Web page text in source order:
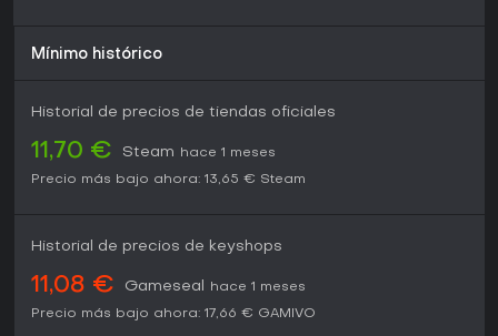
Mínimo histórico
Historial de precios de tiendas oficiales
11,70 € Steam
hace 1 meses
Precio más bajo ahora: 13,65 € Steam
Historial de precios de keyshops
11,08 € Gameseal
hace 1 meses
Precio más bajo ahora: 17,66 € GAMIVO